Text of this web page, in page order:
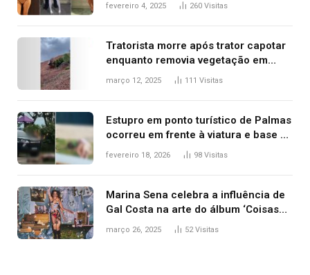
fevereiro 4, 2025 260 Visitas
Tratorista morre após trator capotar
enquanto removia vegetação em
ribanceira de rodovia
março 12, 2025 111 Visitas
Estupro em ponto turístico de Palmas
ocorreu em frente à viatura e base de
segurança; polícia investiga
fevereiro 18, 2026 98 Visitas
Marina Sena celebra a influência de
Gal Costa na arte do álbum ‘Coisas
naturais’
março 26, 2025 52Visitas